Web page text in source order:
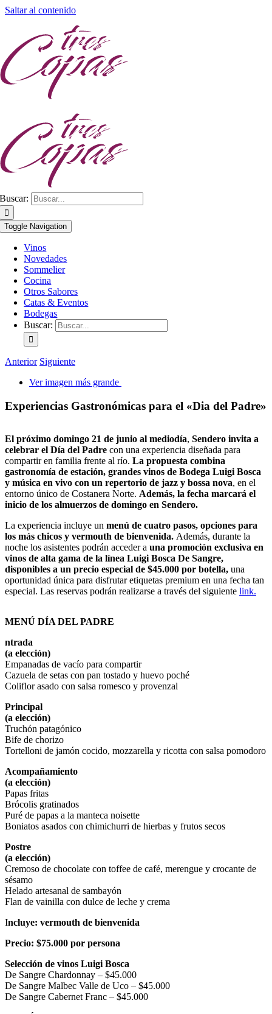
Saltar al contenido
Buscar:
Toggle Navigation
Vinos
Novedades
Sommelier
Cocina
Otros Sabores
Catas & Eventos
Bodegas
Buscar:
Anterior Siguiente
Ver imagen más grande
Experiencias Gastronómicas para el «Dia del Padre»
El próximo domingo 21 de junio al mediodía, Sendero invita a
celebrar el Día del Padre con una experiencia diseñada para
compartir en familia frente al río. La propuesta combina
gastronomía de estación, grandes vinos de Bodega Luigi Bosca
y música en vivo con un repertorio de jazz y bossa nova, en el
entorno único de Costanera Norte. Además, la fecha marcará el
inicio de los almuerzos de domingo en Sendero.
La experiencia incluye un menú de cuatro pasos, opciones para
los más chicos y vermouth de bienvenida. Además, durante la
noche los asistentes podrán acceder a una promoción exclusiva en
vinos de alta gama de la línea Luigi Bosca De Sangre,
disponibles a un precio especial de $45.000 por botella, una
oportunidad única para disfrutar etiquetas premium en una fecha tan
especial. Las reservas podrán realizarse a través del siguiente link.
MENÚ DÍA DEL PADRE
ntrada
(a elección)
Empanadas de vacío para compartir
Cazuela de setas con pan tostado y huevo poché
Coliflor asado con salsa romesco y provenzal
Principal
(a elección)
Truchón patagónico
Bife de chorizo
Tortelloni de jamón cocido, mozzarella y ricotta con salsa pomodoro
Acompañamiento
(a elección)
Papas fritas
Brócolis gratinados
Puré de papas a la manteca noisette
Boniatos asados con chimichurri de hierbas y frutos secos
Postre
(a elección)
Cremoso de chocolate con toffee de café, merengue y crocante de
sésamo
Helado artesanal de sambayón
Flan de vainilla con dulce de leche y crema
Incluye: vermouth de bienvenida
Precio: $75.000 por persona
Selección de vinos Luigi Bosca
De Sangre Chardonnay – $45.000
De Sangre Malbec Valle de Uco – $45.000
De Sangre Cabernet Franc – $45.000